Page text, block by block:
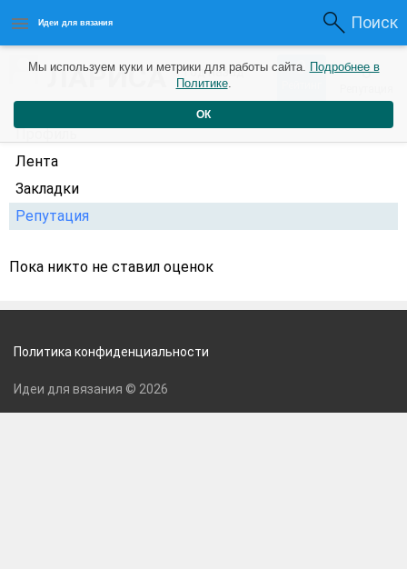
Идеи для вязания Поиск
ЛАРИСА1 год назад 0 0
Профиль
Лента
Закладки
Репутация
Пока никто не ставил оценок
Мы используем куки и метрики для работы сайта. Подробнее в
Политике.
ОК
Политика конфиденциальности
Идеи для вязания © 2026